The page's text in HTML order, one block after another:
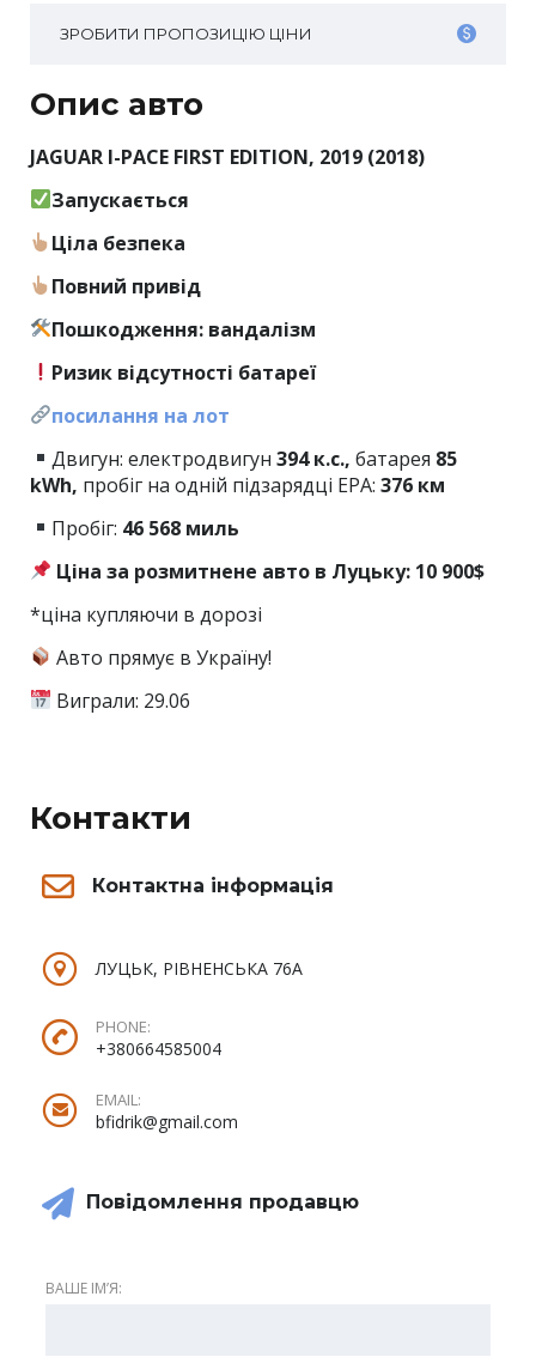
ЗРОБИТИ ПРОПОЗИЦІЮ ЦІНИ
Опис авто
JAGUAR I-PACE FIRST EDITION, 2019 (2018)
Запускається
Ціла безпека
Повний привід
Пошкодження: вандалізм
Ризик відсутності батареї
посилання на лот
Двигун: електродвигун 394 к.с.,батарея 85
kWh, пробіг на одній підзарядці EPA: 376 км
Пробіг: 46 568 миль
Ціна за розмитнене авто в Луцьку: 10 900$
*ціна купляючи в дорозі
Авто прямує в Україну!
Виграли: 29.06
Контакти
Контактна інформація
ЛУЦЬК, РІВНЕНСЬКА 76А
PHONE:
+380664585004
EMAIL:
bfidrik@gmail.com
Повідомлення продавцю
ВАШЕ ІМʼЯ: